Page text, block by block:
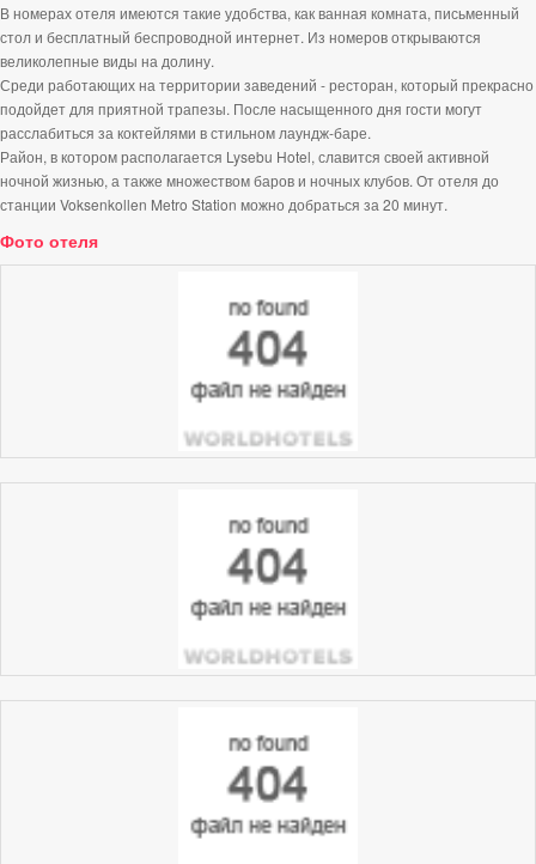
В номерах отеля имеются такие удобства, как ванная комната, письменный
стол и бесплатный беспроводной интернет. Из номеров открываются
великолепные виды на долину.
Среди работающих на территории заведений - ресторан, который прекрасно
подойдет для приятной трапезы. После насыщенного дня гости могут
расслабиться за коктейлями в стильном лаундж-баре.
Район, в котором располагается Lysebu Hotel, славится своей активной
ночной жизнью, а также множеством баров и ночных клубов. От отеля до
станции Voksenkollen Metro Station можно добраться за 20 минут.
Фото отеля